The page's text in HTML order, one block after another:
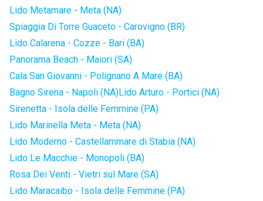
Lido Metamare - Meta (NA)
Spiaggia Di Torre Guaceto - Carovigno (BR)
Lido Calarena - Cozze - Bari (BA)
Panorama Beach - Maiori (SA)
Cala San Giovanni - Polignano A Mare (BA)
Bagno Sirena - Napoli (NA)Lido Arturo - Portici (NA)
Sirenetta - Isola delle Femmine (PA)
Lido Marinella Meta - Meta (NA)
Lido Moderno - Castellammare di Stabia (NA)
Lido Le Macchie - Monopoli (BA)
Rosa Dei Venti - Vietri sul Mare (SA)
Lido Maracaibo - Isola delle Femmine (PA)